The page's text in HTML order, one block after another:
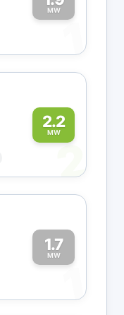
MW
1
2.2
MW
2
1.7
MW
1